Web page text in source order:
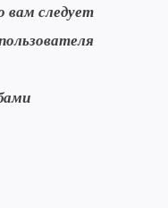
вам следует